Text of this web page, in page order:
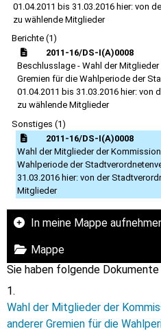
01.04.2011 bis 31.03.2016 hier: von
zu wählende Mitglieder
Berichte (1)
2011-16/DS-I(A)0008
Beschlusslage - Wahl der
Gremien für die Wahlperiode der
01.04.2011 bis 31.03.2016 hier: von
zu wählende Mitglieder
Sonstiges (1)
2011-16/DS-I(A)0008
Wahl der Mitglieder der
Wahlperiode der
31.03.2016 hier: von der
Mitglieder
In meine Mappe
Mappe
Sie haben folgende
Wahl der Mitglieder der
anderer Gremien für die